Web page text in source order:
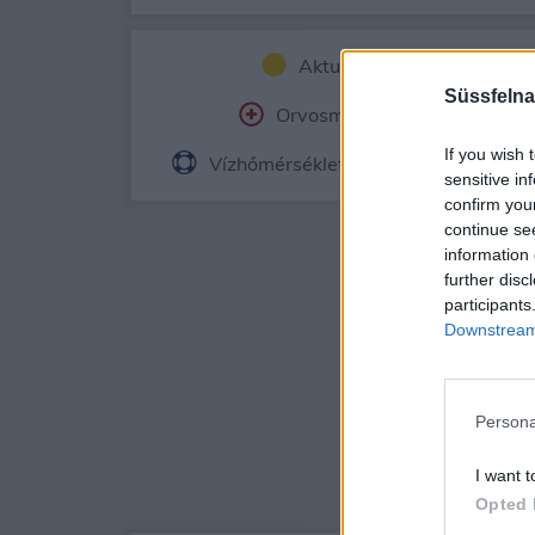
If you wish
sensitive
confirm
continue
information
further
I want
Opted
Aktuális időjárás
Orvosmeteorológia
Vízhőmérséklet Holdnaptár